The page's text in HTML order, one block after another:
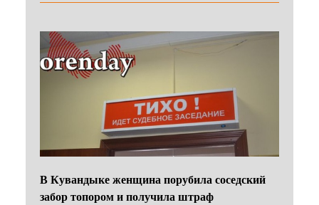
В Кувандыке женщина порубила соседский
забор топором и получила штраф